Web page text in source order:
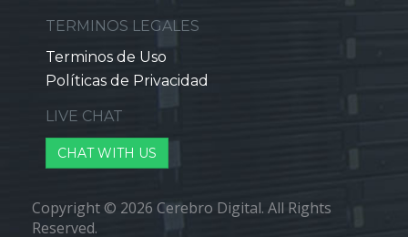
TERMINOS LEGALES
Terminos de Uso
Políticas de Privacidad
LIVE CHAT
CHAT WITH US
Copyright © 2026 Cerebro Digital. All Rights
Reserved.